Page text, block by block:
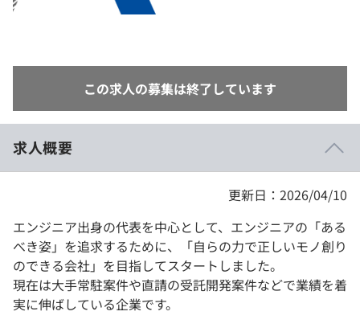
この求人の募集は終了しています
求人概要
更新日：2026/04/10
エンジニア出身の代表を中心として、エンジニアの「ある
べき姿」を追求するために、「自らの力で正しいモノ創り
のできる会社」を目指してスタートしました。
現在は大手常駐案件や直請の受託開発案件などで業績を着
実に伸ばしている企業です。